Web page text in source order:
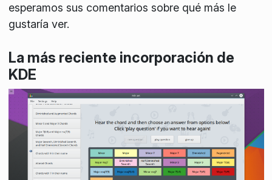
esperamos sus comentarios sobre qué más le
gustaría ver.
La más reciente incorporación de
KDE